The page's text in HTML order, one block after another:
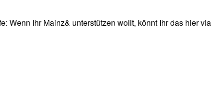
Wenn Ihr Mainz& unterstützen wollt, könnt Ihr das hier via